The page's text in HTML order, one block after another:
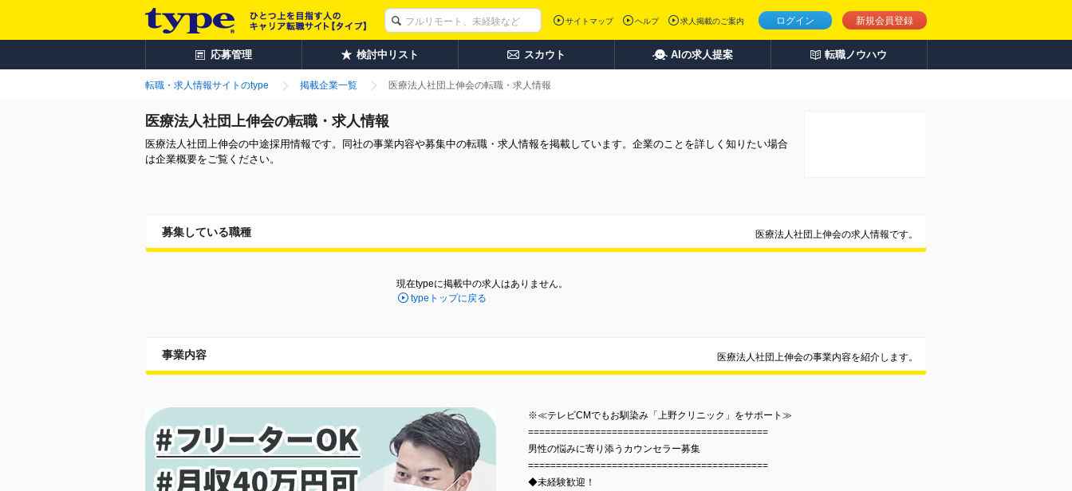
ログイン 新規会員登録
サイトマップ ヘルプ 求人掲載のご案内
応募管理 検討中リスト スカウト AIの求人提案 転職ノウハウ
転職・求人情報サイトのtype 掲載企業一覧 医療法人社団上伸会の転職・求人情報
医療法人社団上伸会の転職・求人情報
医療法人社団上伸会の中途採用情報です。同社の事業内容や募集中の転職・求人情報を掲載しています。企業のことを詳しく知りたい場合
は企業概要をご覧ください。
募集している職種 医療法人社団上伸会の求人情報です。
現在typeに掲載中の求人はありません。
typeトップに戻る
事業内容 医療法人社団上伸会の事業内容を紹介します。
※≪テレビCMでもお馴染み「上野クリニック」をサポート≫
===========================================
男性の悩みに寄り添うカウンセラー募集
===========================================
◆未経験歓迎！